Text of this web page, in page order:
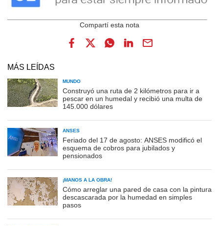
MÁS LEÍDAS
MUNDO
Construyó una ruta de 2 kilómetros para ir a
pescar en un humedal y recibió una multa de
145.000 dólares
ANSES
Feriado del 17 de agosto: ANSES modificó el
esquema de cobros para jubilados y
pensionados
¡MANOS A LA OBRA!
Cómo arreglar una pared de casa con la pintura
descascarada por la humedad en simples
pasos